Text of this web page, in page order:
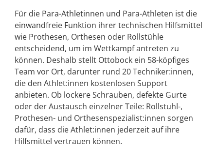
Für die Para-Athletinnen und Para-Athleten ist die
einwandfreie Funktion ihrer technischen Hilfsmittel
wie Prothesen, Orthesen oder Rollstühle
entscheidend, um im Wettkampf antreten zu
können. Deshalb stellt Ottobock ein 58-köpfiges
Team vor Ort, darunter rund 20 Techniker:innen,
die den Athlet:innen kostenlosen Support
anbieten. Ob lockere Schrauben, defekte Gurte
oder der Austausch einzelner Teile: Rollstuhl-,
Prothesen- und Orthesenspezialist:innen sorgen
dafür, dass die Athlet:innen jederzeit auf ihre
Hilfsmittel vertrauen können.